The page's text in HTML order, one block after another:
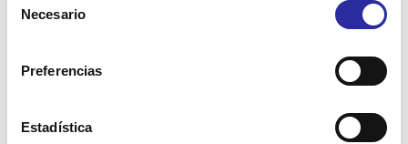
más información, puede consultar nuestra
Política de
Necesario
Preferencias
Estadística